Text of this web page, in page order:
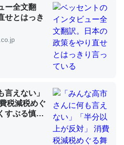
のでは」とあって面白い。海に
ウミグモ）はカルシウムを使わ
が、酵素が違うのか？
学の大問題＝「昆虫はなぜ海にいな
ウムを大量に使う脊椎動物と貝
腹足類だと殻を無くしてナメク
ー全文翻
せとはっき
言えない」
税減税めぐ
すぶる慎重
ト】｜FNN